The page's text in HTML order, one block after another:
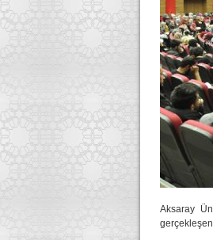
Aksaray